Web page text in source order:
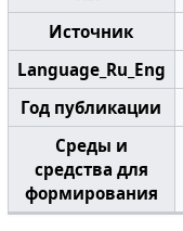
Источник
Language_Ru_Eng
Год публикации
Среды и
средства для
формирования